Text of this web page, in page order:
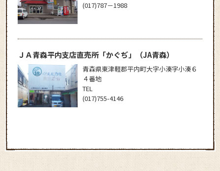
(017)787－1988
ＪＡ青森平内支店直売所「かぐぢ」 （JA青森）
青森県東津軽郡平内町大字小湊字小湊６
４番地
TEL
(017)755-4146